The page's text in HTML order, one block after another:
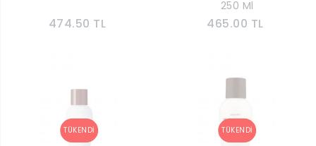
474.50 TL
250 Ml
465.00 TL